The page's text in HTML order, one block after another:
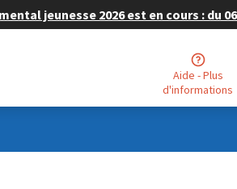
jeunesse 2026 est en cours : du
Aide - Plus
d'informations